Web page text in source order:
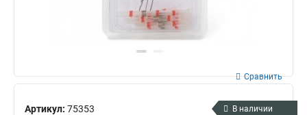
Артикул: 75353
Сравнить
В наличии